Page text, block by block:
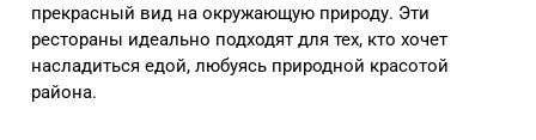
прекрасный вид на окружающую природу. Эти
рестораны идеально подходят для тех, кто хочет
насладиться едой, любуясь природной красотой
района.